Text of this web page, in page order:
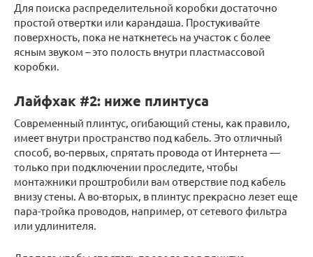
Для поиска распределительной коробки достаточно
простой отвертки или карандаша. Простукивайте
поверхность, пока не наткнетесь на участок с более
ясным звуком – это полость внутри пластмассовой
коробки.
Лайфхак #2: ниже плинтуса
Современный плинтус, огибающий стены, как правило,
имеет внутри пространство под кабель. Это отличный
способ, во-первых, спрятать провода от Интернета —
только при подключении проследите, чтобы
монтажники проштробили вам отверствие под кабель
внизу стены. А во-вторых, в плинтус прекрасно лезет еще
пара-тройка проводов, например, от сетевого фильтра
или удлинителя.